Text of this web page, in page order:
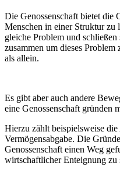
Die Genossenschaft bietet die
Menschen in einer Struktur zu
gleiche Problem und
zusammen um dieses Problem
als allein.
Es gibt aber auch andere
eine Genossenschaft gründen
Hierzu zählt beispielsweise
Vermögensabgabe. Die
Genossenschaft einen Weg
wirtschaftlicher Enteignung zu